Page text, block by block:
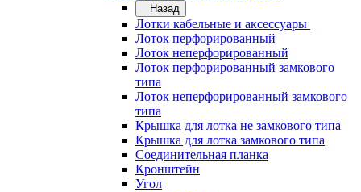
Назад
Лотки кабельные и аксессуары
Лоток перфорированный
Лоток неперфорированный
Лоток перфорированный замкового
типа
Лоток неперфорированный замкового
типа
Крышка для лотка не замкового типа
Крышка для лотка замкового типа
Соединительная планка
Кронштейн
Угол